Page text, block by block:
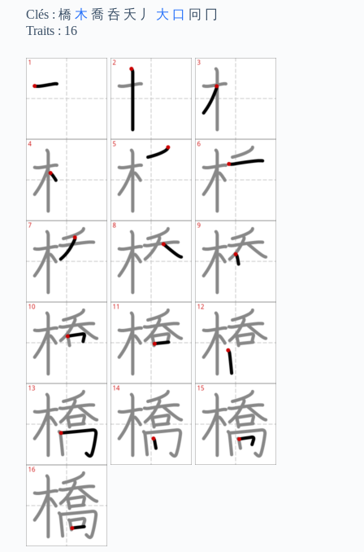
Clés : 橋 木 喬 呑 夭 丿 大 口 冋 冂
Traits : 16